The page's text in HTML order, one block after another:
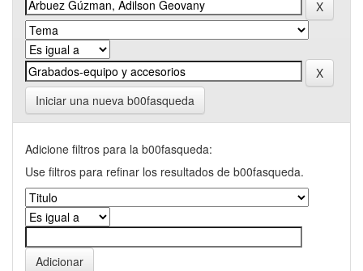
Iniciar una nueva b00fasqueda
Adicione filtros para la b00fasqueda:
Use filtros para refinar los resultados de b00fasqueda.